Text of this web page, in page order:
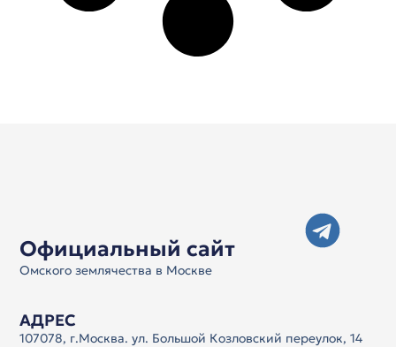
Официальный сайт
Омского землячества в Москве
АДРЕС
107078, г.Москва. ул. Большой Козловский переулок, 14